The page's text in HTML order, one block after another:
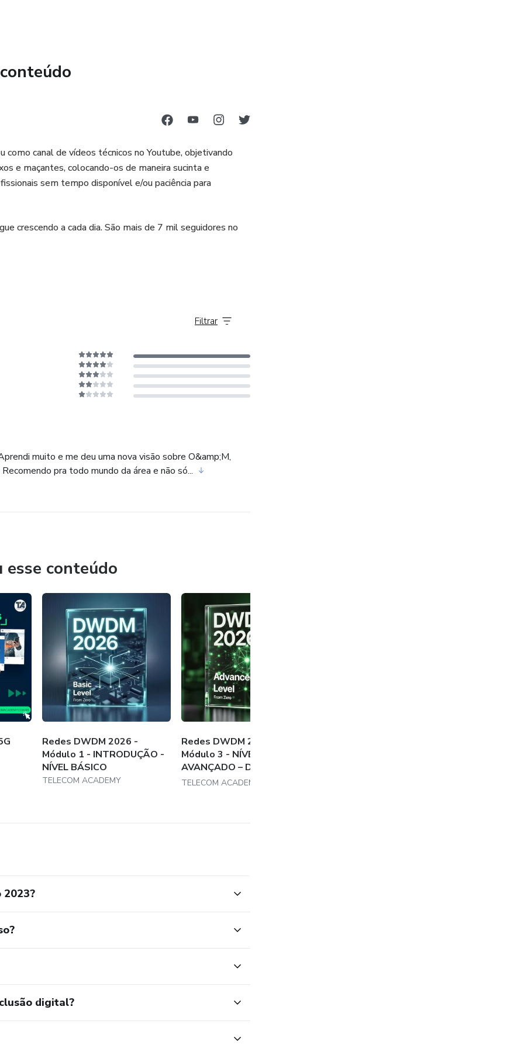
canal de vídeos técnicos no Youtube, objetivando
e maçantes, colocando-os de maneira sucinta e
sem tempo disponível e/ou paciência para
crescendo a cada dia. São mais de 7 mil seguidores no
Filtrar
muito e me deu uma nova visão sobre O&amp;M,
pra todo mundo da área e não só...
conteúdo
Redes DWDM 2026 -
Módulo 1 - INTRODUÇÃO -
NÍVEL BÁSICO
TELECOM ACADEMY
Redes DWDM 2026 -
Módulo 3 - NÍVEL
AVANÇADO – Duração 12
hor...
TELECOM ACADEMY
2023?
digital?